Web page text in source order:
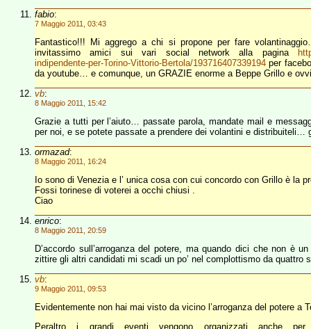
fabio:
7 Maggio 2011, 03:43
Fantastico!!! Mi aggrego a chi si propone per fare
invitassimo amici sui vari social network alla pagina
indipendente-per-Torino-Vittorio-Bertola/193716407339194 per
da youtube… e comunque, un GRAZIE enorme a Beppe Grillo e
vb:
8 Maggio 2011, 15:42
Grazie a tutti per l’aiuto… passate parola, mandate mail e
per noi, e se potete passate a prendere dei volantini e distribuiteli…
ormazad:
8 Maggio 2011, 16:24
Io sono di Venezia e l’ unica cosa con cui concordo con Grillo è la
Fossi torinese di voterei a occhi chiusi .
Ciao
enrico:
8 Maggio 2011, 20:59
D’accordo sull’arroganza del potere, ma quando dici che non è
zittire gli altri candidati mi scadi un po’ nel complottismo da quattro
vb:
9 Maggio 2011, 09:53
Evidentemente non hai mai visto da vicino l’arroganza del potere a
Peraltro i grandi eventi vengono organizzati anche